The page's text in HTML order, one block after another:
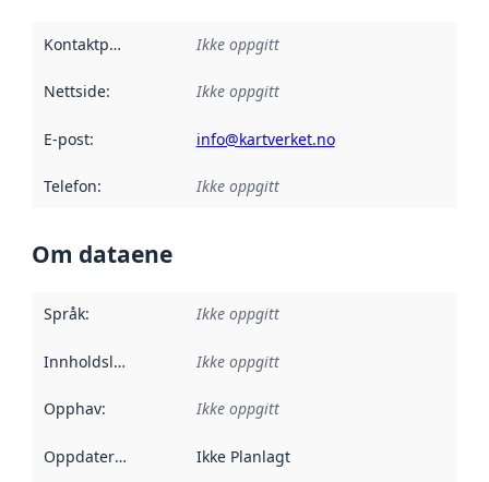
Kontaktpunkt Ikke oppgitt
Nettside: Ikke oppgitt
E-post: info@kartverket.no
Telefon: Ikke oppgitt
Om dataene
Språk: Ikke oppgitt
Innholdsleverandører :
Ikke oppgitt
Opphav: Ikke oppgitt
Oppdateringsfrekvens :
Ikke Planlagt